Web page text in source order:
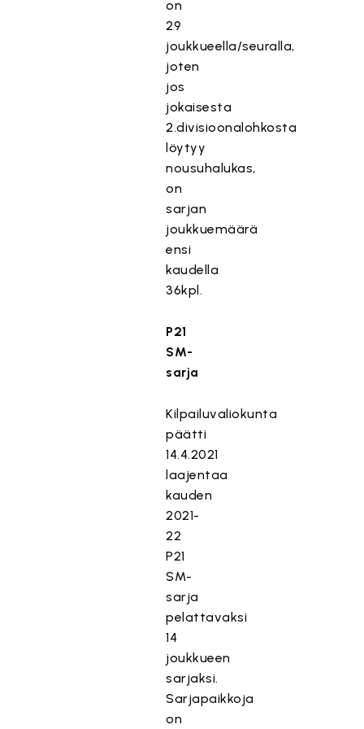
on
29
joukkueella/seuralla,
joten
jos
jokaisesta
2.divisioonalohkosta
löytyy
nousuhalukas,
on
sarjan
joukkuemäärä
ensi
kaudella
36kpl.
P21
SM-
sarja
Kilpailuvaliokunta
päätti
14.4.2021
laajentaa
kauden
2021-
22
P21
SM-
sarja
pelattavaksi
14
joukkueen
sarjaksi.
Sarjapaikkoja
on